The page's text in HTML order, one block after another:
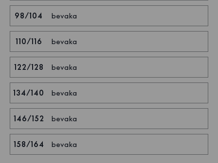
98/104 bevaka
110/116 bevaka
122/128 bevaka
134/140 bevaka
146/152 bevaka
158/164 bevaka